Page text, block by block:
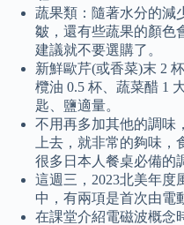
蔬果類：隨著水分的減
皺，還有些蔬果的顏色
建議就不要選購了。
新鮮歐芹(或香菜)末 2
欖油 0.5 杯、蔬菜醋 1
匙、鹽適量。
不用再多加其他的調味
上去，就非常的夠味
很多日本人餐桌必備的
這週三，2023北美年度
中，有兩項是首次由電
在課堂介紹電磁波概念